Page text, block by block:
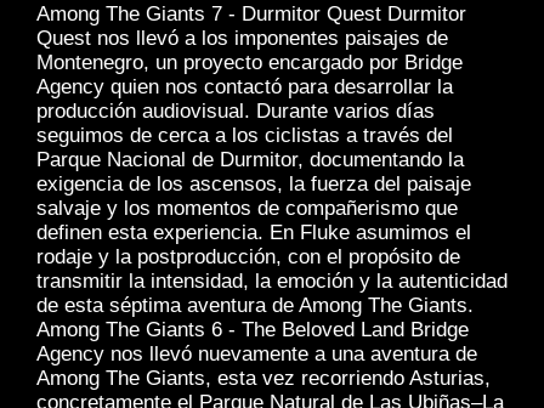
Among The Giants 7 - Durmitor Quest Durmitor
Quest nos llevó a los imponentes paisajes de
Montenegro, un proyecto encargado por Bridge
Agency quien nos contactó para desarrollar la
producción audiovisual. Durante varios días
seguimos de cerca a los ciclistas a través del
Parque Nacional de Durmitor, documentando la
exigencia de los ascensos, la fuerza del paisaje
salvaje y los momentos de compañerismo que
definen esta experiencia. En Fluke asumimos el
rodaje y la postproducción, con el propósito de
transmitir la intensidad, la emoción y la autenticidad
de esta séptima aventura de Among The Giants.
Among The Giants 6 - The Beloved Land Bridge
Agency nos llevó nuevamente a una aventura de
Among The Giants, esta vez recorriendo Asturias,
concretamente el Parque Natural de Las Ubiñas–La